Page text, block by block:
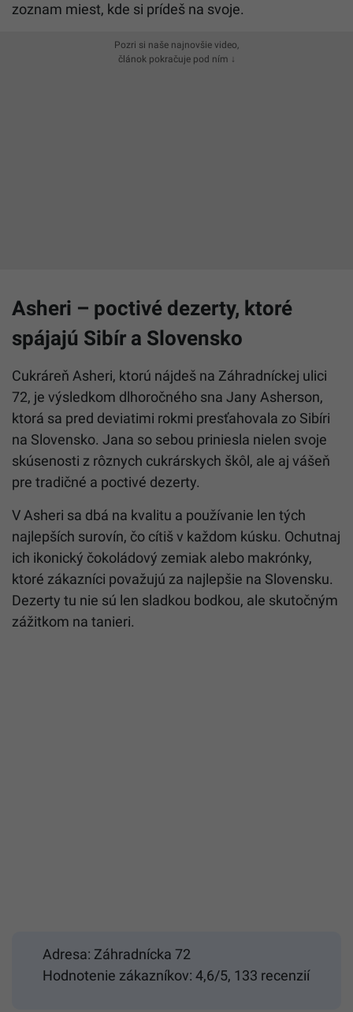
zoznam miest, kde si prídeš na svoje.
Pozri si naše najnovšie video,
článok pokračuje pod ním ↓
Asheri – poctivé dezerty, ktoré
spájajú Sibír a Slovensko
Cukráreň Asheri, ktorú nájdeš na Záhradníckej ulici
72, je výsledkom dlhoročného sna Jany Asherson,
ktorá sa pred deviatimi rokmi presťahovala zo Sibíri
na Slovensko. Jana so sebou priniesla nielen svoje
skúsenosti z rôznych cukrárskych škôl, ale aj vášeň
pre tradičné a poctivé dezerty.
V Asheri sa dbá na kvalitu a používanie len tých
najlepších surovín, čo cítiš v každom kúsku. Ochutnaj
ich ikonický čokoládový zemiak alebo makrónky,
ktoré zákazníci považujú za najlepšie na Slovensku.
Dezerty tu nie sú len sladkou bodkou, ale skutočným
zážitkom na tanieri.
Adresa: Záhradnícka 72
Hodnotenie zákazníkov: 4,6/5, 133 recenzií